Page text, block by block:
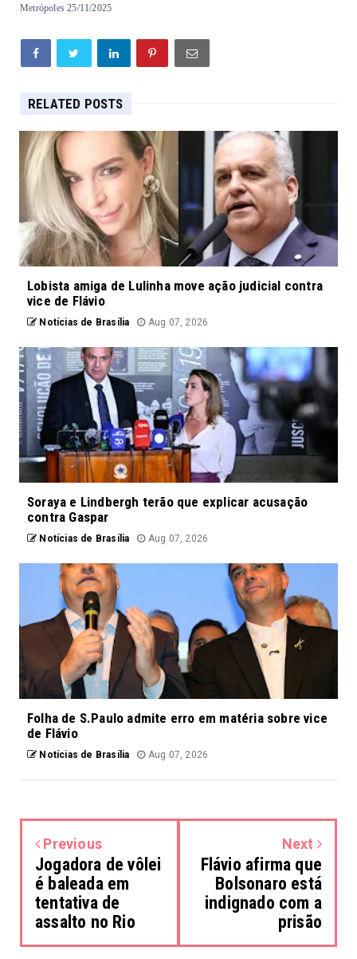
Metrópoles 25/11/2025
RELATED POSTS
Lobista amiga de Lulinha move ação judicial contra
vice de Flávio
Notícias de Brasília Aug 07, 2026
Soraya e Lindbergh terão que explicar acusação
contra Gaspar
Notícias de Brasília Aug 07, 2026
Folha de S.Paulo admite erro em matéria sobre vice
de Flávio
Notícias de Brasília Aug 07, 2026
Previous
Jogadora de vôlei
é baleada em
tentativa de
assalto no Rio
Next
Flávio afirma que
Bolsonaro está
indignado com a
prisão